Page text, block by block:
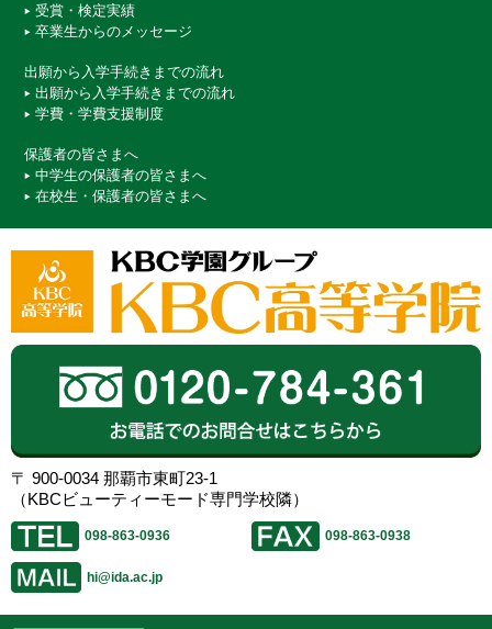
受賞・検定実績
卒業生からのメッセージ
出願から入学手続きまでの流れ
出願から入学手続きまでの流れ
学費・学費支援制度
保護者の皆さまへ
中学生の保護者の皆さまへ
在校生・保護者の皆さまへ
〒 900-0034 那覇市東町23-1
（KBCビューティーモード専門学校隣）
098-863-0936 098-863-0938
hi@ida.ac.jp